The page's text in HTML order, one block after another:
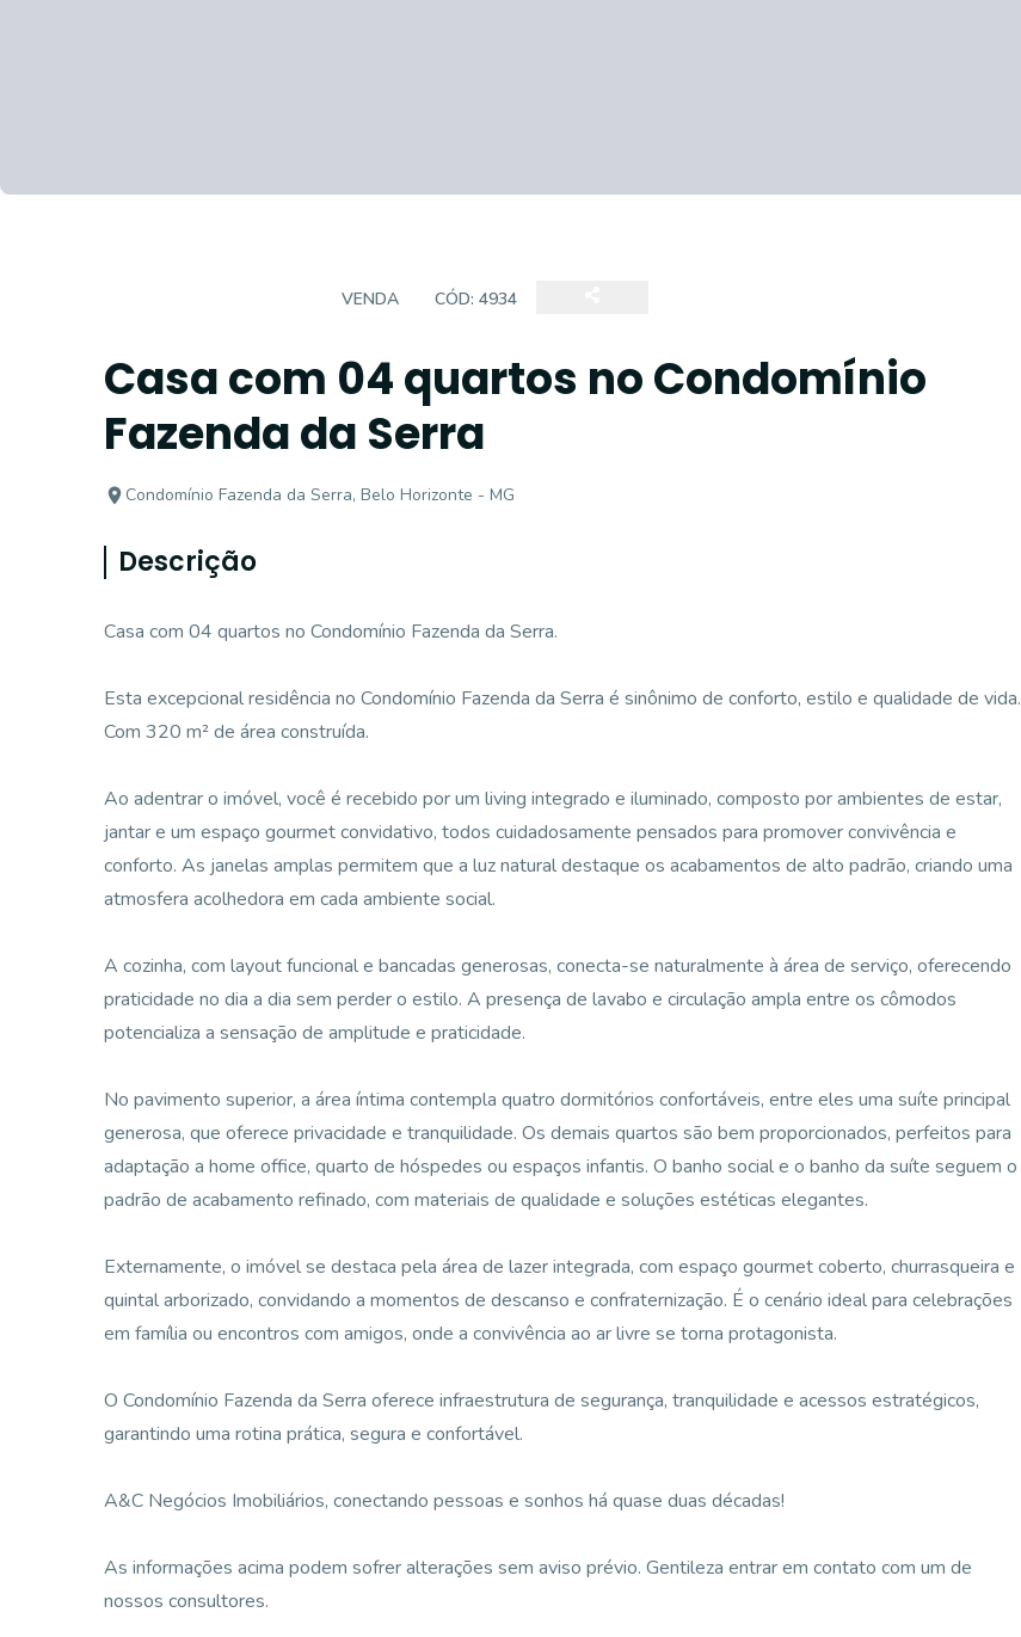
VENDA CÓD: 4934
Casa com 04 quartos no Condomínio
Fazenda da Serra
Condomínio Fazenda da Serra, Belo Horizonte - MG
Descrição
Casa com 04 quartos no Condomínio Fazenda da Serra.
Esta excepcional residência no Condomínio Fazenda da Serra é sinônimo de conforto, estilo e qualidade de vida.
Com 320 m² de área construída.
Ao adentrar o imóvel, você é recebido por um living integrado e iluminado, composto por ambientes de estar,
jantar e um espaço gourmet convidativo, todos cuidadosamente pensados para promover convivência e
conforto. As janelas amplas permitem que a luz natural destaque os acabamentos de alto padrão, criando uma
atmosfera acolhedora em cada ambiente social.
A cozinha, com layout funcional e bancadas generosas, conecta-se naturalmente à área de serviço, oferecendo
praticidade no dia a dia sem perder o estilo. A presença de lavabo e circulação ampla entre os cômodos
potencializa a sensação de amplitude e praticidade.
No pavimento superior, a área íntima contempla quatro dormitórios confortáveis, entre eles uma suíte principal
generosa, que oferece privacidade e tranquilidade. Os demais quartos são bem proporcionados, perfeitos para
adaptação a home office, quarto de hóspedes ou espaços infantis. O banho social e o banho da suíte seguem o
padrão de acabamento refinado, com materiais de qualidade e soluções estéticas elegantes.
Externamente, o imóvel se destaca pela área de lazer integrada, com espaço gourmet coberto, churrasqueira e
quintal arborizado, convidando a momentos de descanso e confraternização. É o cenário ideal para celebrações
em família ou encontros com amigos, onde a convivência ao ar livre se torna protagonista.
O Condomínio Fazenda da Serra oferece infraestrutura de segurança, tranquilidade e acessos estratégicos,
garantindo uma rotina prática, segura e confortável.
A&C Negócios Imobiliários, conectando pessoas e sonhos há quase duas décadas!
As informações acima podem sofrer alterações sem aviso prévio. Gentileza entrar em contato com um de
nossos consultores.